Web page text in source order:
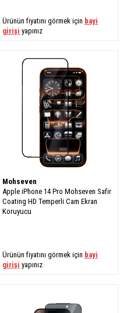
Ürünün fiyatını görmek için bayi
girişi yapınız
Mohseven
Apple iPhone 14 Pro Mohseven Safir
Coating HD Temperli Cam Ekran
Koruyucu
Ürünün fiyatını görmek için bayi
girişi yapınız